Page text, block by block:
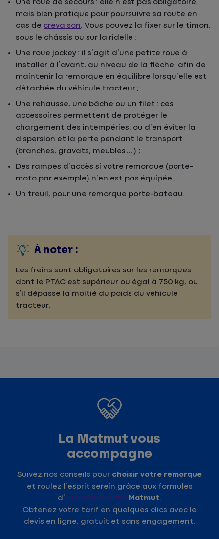
Une roue de secours : elle n’est pas obligatoire,
mais bien pratique pour poursuivre sa route en
cas de crevaison. Vous pouvez la fixer sur le timon,
sous le châssis ou sur la ridelle ;
Une roue jockey : il s’agit d’une petite roue à
installer à l’avant, au niveau de la flèche, afin de
maintenir la remorque en équilibre lorsqu’elle est
détachée du véhicule tracteur ;
Une rehausse, une bâche ou un filet : ces
accessoires permettent de protéger le
chargement des intempéries, ou d’en éviter la
dispersion et la perte pendant le transport
(branches, gravats, meubles…) ;
Des rampes d’accès si votre remorque (porte-
moto par exemple) n’en est pas équipée ;
Un treuil, pour une remorque porte-bateau.
À noter :
Les freins sont obligatoires sur les remorques
dont le PTAC est supérieur ou égal à 750 kg, ou
s’il dépasse la moitié du poids du véhicule
tracteur.
La Matmut vous
accompagne
Suivez nos conseils pour choisir votre remorque
et roulez l’esprit serein grâce aux formules
d’assurance Auto Matmut.
Obtenez votre tarif en quelques clics avec le
devis en ligne, gratuit et sans engagement.